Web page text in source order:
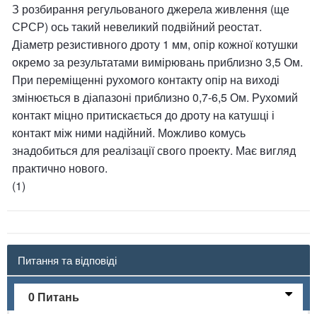
З розбирання регульованого джерела живлення (ще
СРСР) ось такий невеликий подвійний реостат.
Діаметр резистивного дроту 1 мм, опір кожної котушки
окремо за результатами вимірювань приблизно 3,5 Ом.
При переміщенні рухомого контакту опір на виході
змінюється в діапазоні приблизно 0,7-6,5 Ом. Рухомий
контакт міцно притискається до дроту на катушці і
контакт між ними надійний. Можливо комусь
знадобиться для реалізації свого проекту. Має вигляд
практично нового.
(1)
Питання та відповіді
0 Питань